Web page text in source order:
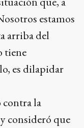
estamos
arriba del
tiene
es dilapidar
la
consideró que